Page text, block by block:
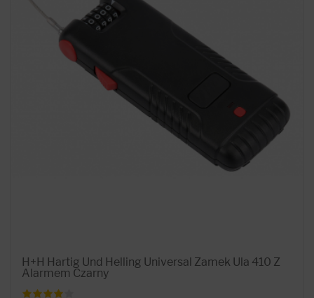
H+H Hartig Und Helling Universal Zamek Ula 410 Z
Alarmem Czarny